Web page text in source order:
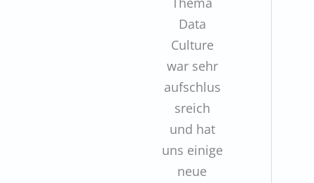
Data
Culture
war sehr
aufschlus
sreich
und hat
uns einige
neue